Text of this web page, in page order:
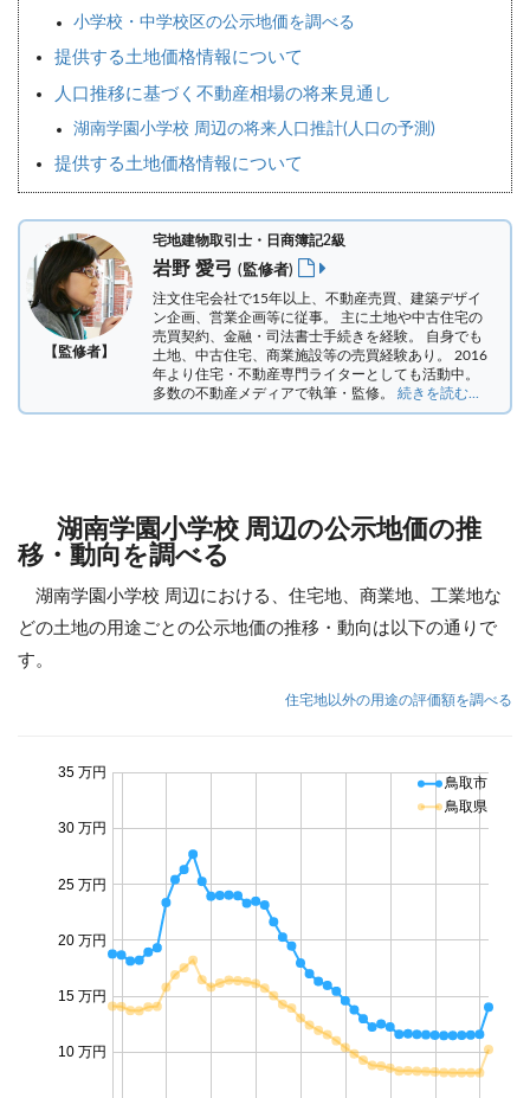
小学校・中学校区の公示地価を調べる
提供する土地価格情報について
人口推移に基づく不動産相場の将来見通し
湖南学園小学校 周辺の将来人口推計(人口の予測)
提供する土地価格情報について
【監修者】
宅地建物取引士・日商簿記2級
岩野 愛弓 (監修者)
注文住宅会社で15年以上、不動産売買、建築デザイ
ン企画、営業企画等に従事。 主に土地や中古住宅の
売買契約、金融・司法書士手続きを経験。 自身でも
土地、中古住宅、商業施設等の売買経験あり。 2016
年より住宅・不動産専門ライターとしても活動中。
多数の不動産メディアで執筆・監修。 続きを読む...
湖南学園小学校 周辺の公示地価の推
移・動向を調べる
湖南学園小学校 周辺における、住宅地、商業地、工業地な
どの土地の用途ごとの公示地価の推移・動向は以下の通りで
す。
住宅地以外の用途の評価額を調べる
10 万円
15 万円
20 万円
25 万円
30 万円
35 万円
鳥取市
鳥取県